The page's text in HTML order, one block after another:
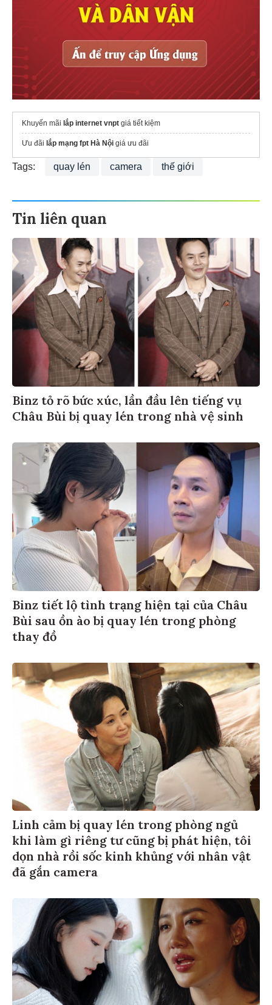
Khuyến mãi lắp internet vnpt giá tiết kiệm
Ưu đãi lắp mạng fpt Hà Nội giá ưu đãi
Tags: quay lén camera thế giới
Tin liên quan
Binz tỏ rõ bức xúc, lần đầu lên tiếng vụ
Châu Bùi bị quay lén trong nhà vệ sinh
Binz tiết lộ tình trạng hiện tại của Châu
Bùi sau ồn ào bị quay lén trong phòng
thay đồ
Linh cảm bị quay lén trong phòng ngủ
khi làm gì riêng tư cũng bị phát hiện, tôi
dọn nhà rồi sốc kinh khủng với nhân vật
đã gắn camera